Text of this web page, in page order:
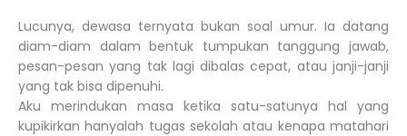
Lucunya, dewasa ternyata bukan soal umur. Ia datang
diam-diam dalam bentuk tumpukan tanggung jawab,
pesan-pesan yang tak lagi dibalas cepat, atau janji-janji
yang tak bisa dipenuhi.
Aku merindukan masa ketika satu-satunya hal yang
kupikirkan hanyalah tugas sekolah atau kenapa matahari